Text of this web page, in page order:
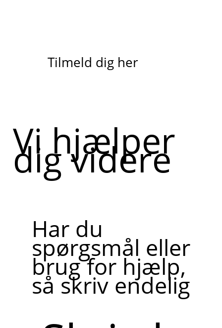
Tilmeld dig her
Vi hjælper
dig videre
Har du
spørgsmål eller
brug for hjælp,
så skriv endelig